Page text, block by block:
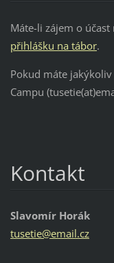
Máte-li zájem o účast
přihlášku na tábor.
Pokud máte
Campu
Kontakt
Slavomír Horák
tusetie@email.cz